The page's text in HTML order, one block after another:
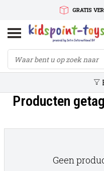
GRATIS
Producten
Geen